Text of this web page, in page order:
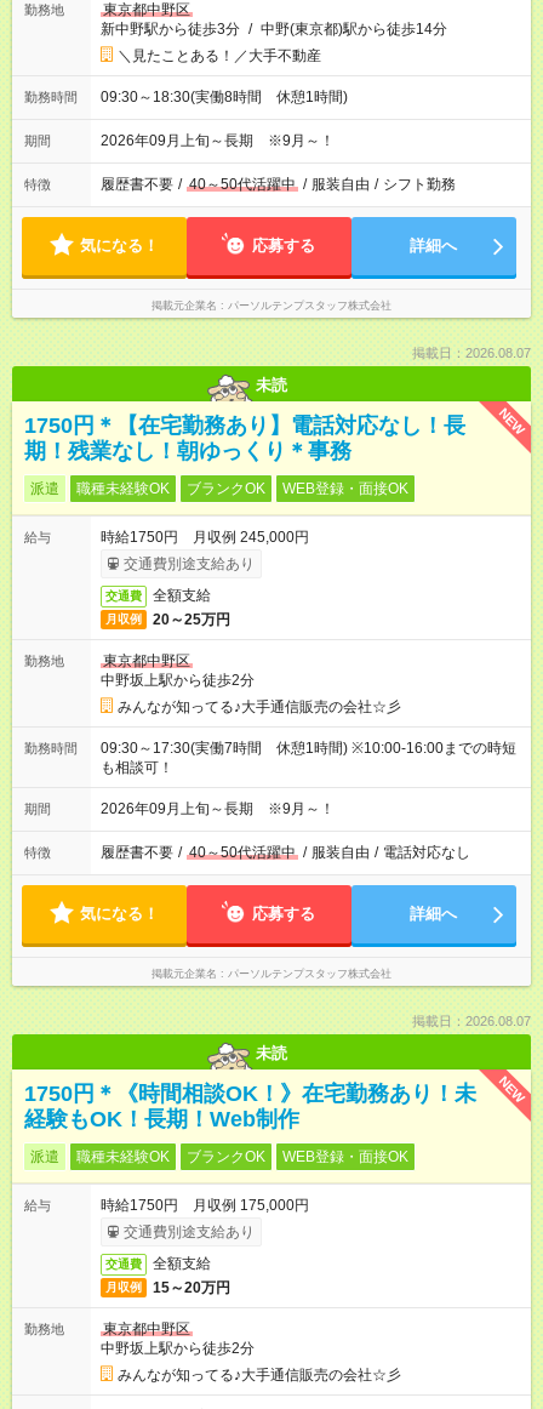
勤務地
東京都中野区
新中野駅から徒歩3分 / 中野(東京都)駅から徒歩14分
＼見たことある！／大手不動産
勤務時間 09:30～18:30(実働8時間 休憩1時間)
期間 2026年09月上旬～長期 ※9月～！
特徴 履歴書不要 / 40～50代活躍中 / 服装自由 / シフト勤務
気になる！ 応募する 詳細へ
掲載元企業名 パーソルテンプスタッフ株式会社
掲載日：2026.08.07
未読
NEW
1750円＊【在宅勤務あり】電話対応なし！長
期！残業なし！朝ゆっくり＊事務
派遣 職種未経験OK ブランクOK WEB登録・面接OK
給与
時給1750円 月収例 245,000円
交通費別途支給あり
交通費 全額支給
月収例 20～25万円
勤務地
東京都中野区
中野坂上駅から徒歩2分
みんなが知ってる♪大手通信販売の会社☆彡
勤務時間
09:30～17:30(実働7時間 休憩1時間) ※10:00-16:00までの時短
も相談可！
期間 2026年09月上旬～長期 ※9月～！
特徴 履歴書不要 / 40～50代活躍中 / 服装自由 / 電話対応なし
気になる！ 応募する 詳細へ
掲載元企業名 パーソルテンプスタッフ株式会社
掲載日：2026.08.07
未読
NEW
1750円＊《時間相談OK！》在宅勤務あり！未
経験もOK！長期！Web制作
派遣 職種未経験OK ブランクOK WEB登録・面接OK
給与
時給1750円 月収例 175,000円
交通費別途支給あり
交通費 全額支給
月収例 15～20万円
勤務地
東京都中野区
中野坂上駅から徒歩2分
みんなが知ってる♪大手通信販売の会社☆彡